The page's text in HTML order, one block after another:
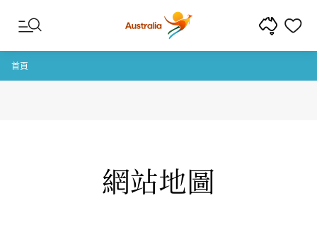
跳至內容
跳至頁尾導覽
首頁
網站地圖